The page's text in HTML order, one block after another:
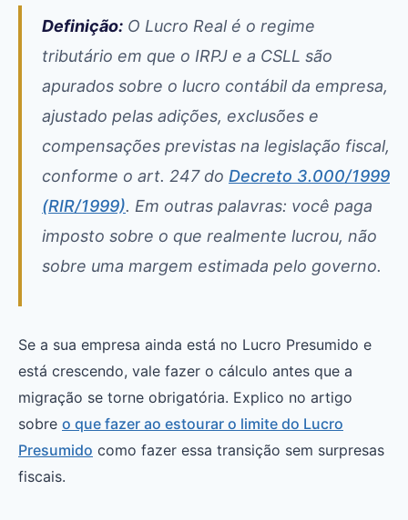
Definição: O Lucro Real é o regime
tributário em que o IRPJ e a CSLL são
apurados sobre o lucro contábil da empresa,
ajustado pelas adições, exclusões e
compensações previstas na legislação fiscal,
conforme o art. 247 do Decreto 3.000/1999
(RIR/1999). Em outras palavras: você paga
imposto sobre o que realmente lucrou, não
sobre uma margem estimada pelo governo.
Se a sua empresa ainda está no Lucro Presumido e
está crescendo, vale fazer o cálculo antes que a
migração se torne obrigatória. Explico no artigo
sobre o que fazer ao estourar o limite do Lucro
Presumido como fazer essa transição sem surpresas
fiscais.